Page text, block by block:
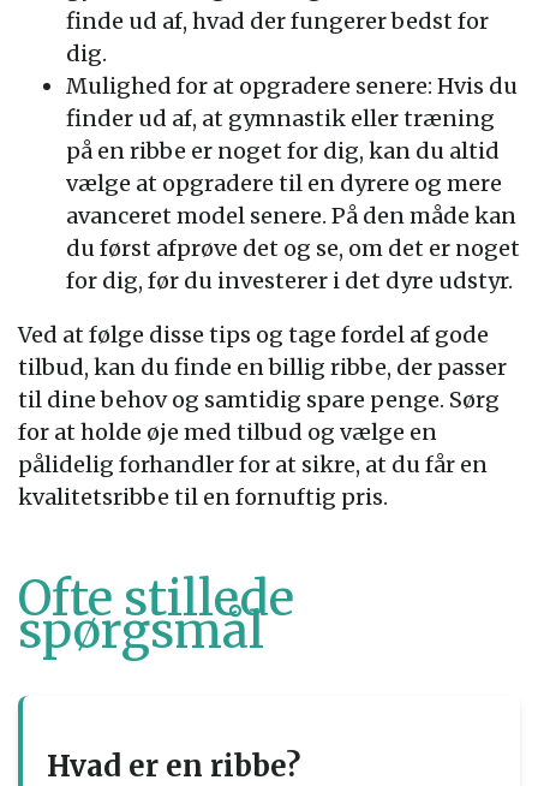
finde ud af, hvad der fungerer bedst for
dig.
Mulighed for at opgradere senere: Hvis du
finder ud af, at gymnastik eller træning
på en ribbe er noget for dig, kan du altid
vælge at opgradere til en dyrere og mere
avanceret model senere. På den måde kan
du først afprøve det og se, om det er noget
for dig, før du investerer i det dyre udstyr.
Ved at følge disse tips og tage fordel af gode
tilbud, kan du finde en billig ribbe, der passer
til dine behov og samtidig spare penge. Sørg
for at holde øje med tilbud og vælge en
pålidelig forhandler for at sikre, at du får en
kvalitetsribbe til en fornuftig pris.
Ofte stillede
spørgsmål
Hvad er en ribbe?